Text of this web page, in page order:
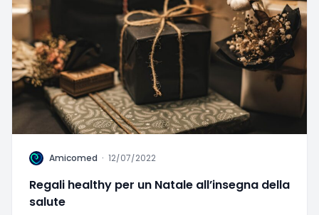
A Amicomed · 12/07/2022
Regali healthy per un Natale all’insegna della
salute